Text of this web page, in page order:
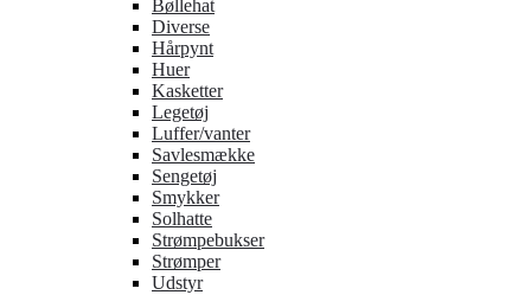
Bøllehat
Diverse
Hårpynt
Huer
Kasketter
Legetøj
Luffer/vanter
Savlesmække
Sengetøj
Smykker
Solhatte
Strømpebukser
Strømper
Udstyr